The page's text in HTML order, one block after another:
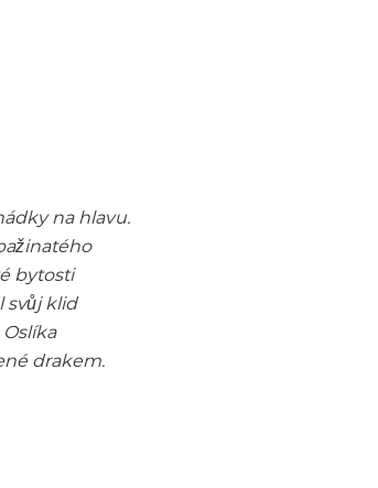
na hlavu.
bytosti
svůj klid
drakem.